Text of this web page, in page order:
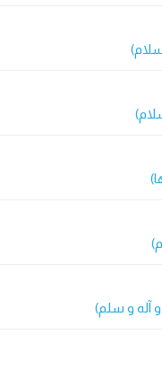
و آله و سلم)